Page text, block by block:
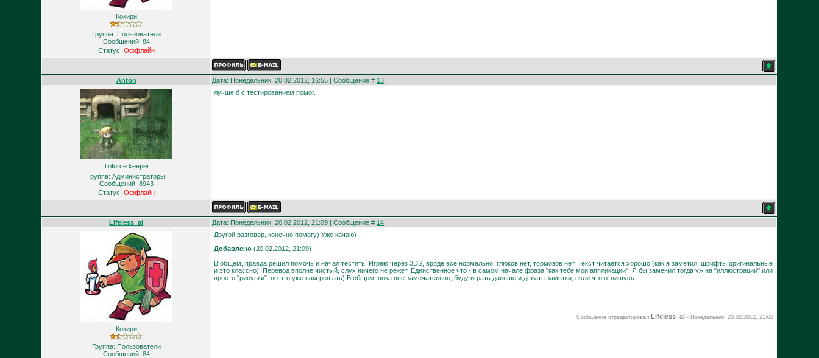
Кокири
Группа: Пользователи
Сообщений: 84
Статус: Оффлайн
Anton Дата: Понедельник, 20.02.2012, 16:55 | Сообщение # 13
Triforce keeper
Группа: Администраторы
Сообщений: 8943
Статус: Оффлайн
лучше б с тестированием помог.
Lifeless_al Дата: Понедельник, 20.02.2012, 21:09 | Сообщение # 14
Кокири
Группа: Пользователи
Сообщений: 84
Другой разговор, конечно помогу) Уже качаю)
Добавлено (20.02.2012, 21:09)
---------------------------------------------
В общем, правда решил помочь и начал тестить. Играю через 3DS, вроде все нормально, глюков нет, тормозов нет. Текст читается хорошо (как я заметил, шрифты оригинальные
и это классно). Перевод вполне чистый, слух ничего не режет. Единственное что - в самом начале фраза "как тебе мои аппликации". Я бы заменил тогда уж на "иллюстрации" или
просто "рисунки", но это уже вам решать) В общем, пока все замечательно, буду играть дальше и делать заметки, если что отпишусь.
Сообщение отредактировал Lifeless_al - Понедельник, 20.02.2012, 21:08